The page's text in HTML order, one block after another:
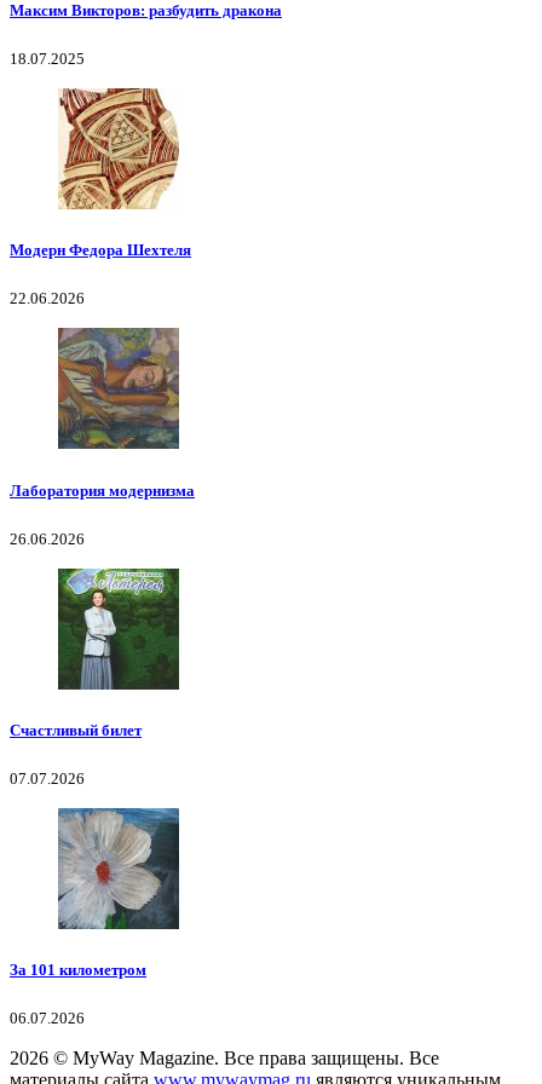
Максим Викторов: разбудить дракона
18.07.2025
Модерн Федора Шехтеля
22.06.2026
Лаборатория модернизма
26.06.2026
Счастливый билет
07.07.2026
За 101 километром
06.07.2026
2026 © MyWay Magazine. Все права защищены. Все